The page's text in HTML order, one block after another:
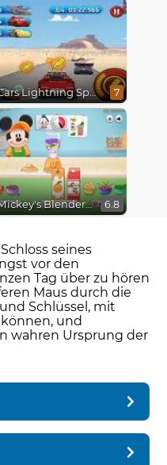
Cars Lightning Speed 7
Mickey's Blender Bonanza! 6.8
seines
vor den
Tag über zu hören
Maus durch die
Schlüssel, mit
und
wahren Ursprung der